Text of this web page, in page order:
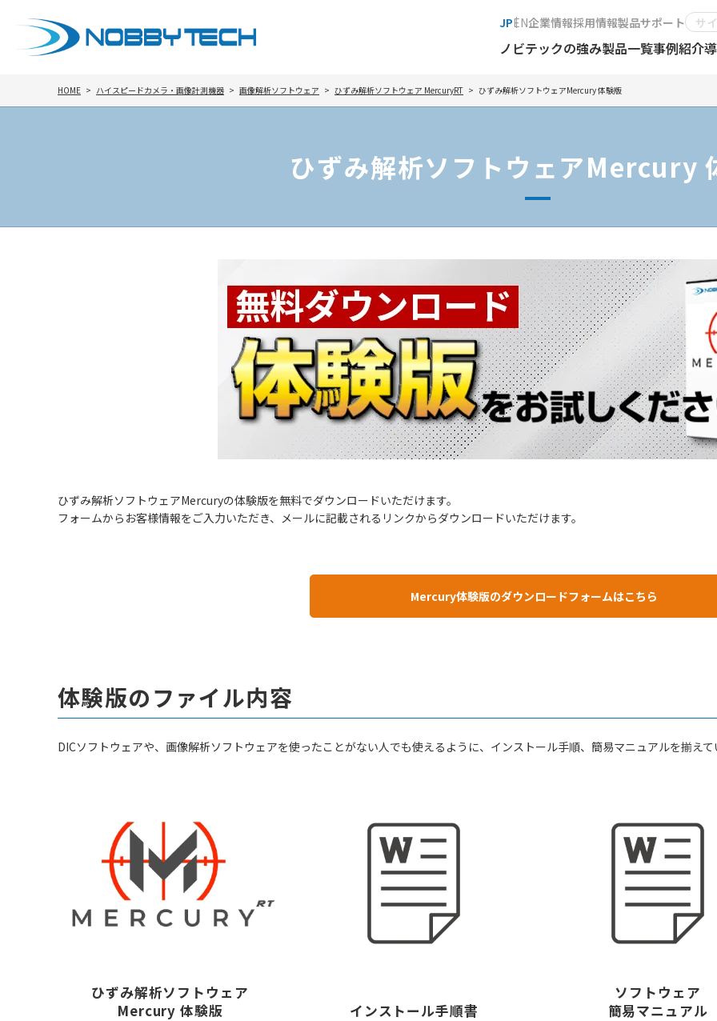
JPEN企業情報採用情報製品サポート
ノビテックの強み製品一覧事例紹介
HOME ハイスピードカメラ・画像計測機器 画像解析ソフトウェア ひずみ解析ソフトウェア MercuryRT ひずみ解析ソフトウェアMercury 体験版
ひずみ解析ソフトウェアMercury
ひずみ解析ソフトウェアMercuryの体験版を無料でダウンロードいただけます。
フォームからお客様情報をご入力いただき、メールに記載されるリンクからダウンロードいただけます。
Mercury体験版のダウンロードフォームはこちら
体験版のファイル内容
DICソフトウェアや、画像解析ソフトウェアを使ったことがない人でも使えるように、インストール手順、簡易マニュアルを揃えて
ひずみ解析ソフトウェア
Mercury 体験版
インストール手順書
ソフトウェア
簡易マニュアル